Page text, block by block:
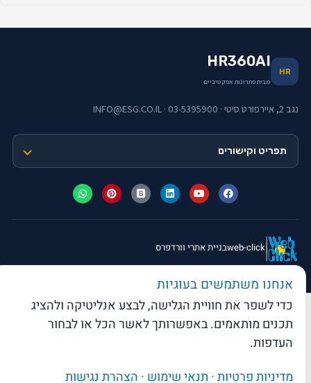
HR
HR360AI
מבית פתרונות אפקטיביים
נגב 2, איירפורט סיטי · 03-5395900 · INFO@ESG.CO.IL
תפריט וקישורים
web-clickבניית אתרי וורדפרס
© 2026 פתרונות אפקטיביים בע"מ · כל הזכויות שמורות
אנחנו משתמשים בעוגיות
כדי לשפר את חוויית הגלישה, לבצע אנליטיקה ולהציג
תכנים מותאמים. באפשרותך לאשר הכל או לבחור
העדפות.
מדיניות פרטיות·תנאי שימוש·הצהרת נגישות